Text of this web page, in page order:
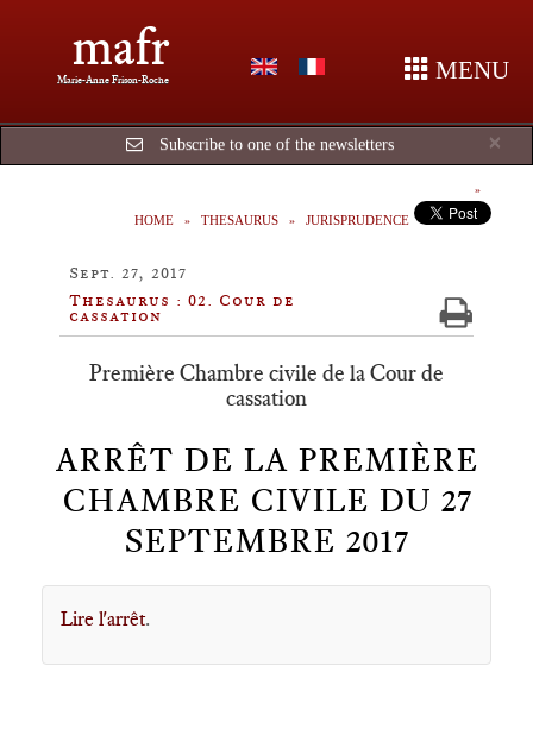
mafr
Marie-Anne Frison-Roche MENU
×
Subscribe to one of the newsletters
HOME THESAURUS JURISPRUDENCE
Sept. 27, 2017
Thesaurus : 02. Cour de
cassation
Première Chambre civile de la Cour de
cassation
ARRÊT DE LA PREMIÈRE
CHAMBRE CIVILE DU 27
SEPTEMBRE 2017
Lire l'arrêt.